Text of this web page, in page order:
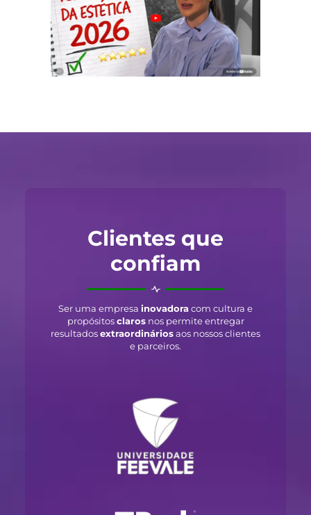
Clientes que
confiam
Ser uma empresa inovadoracom cultura e
propósitosclarosnos permite entregar
resultadosextraordináriosaos nossos clientes
e parceiros.